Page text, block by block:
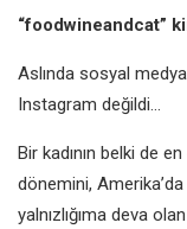
“foodwineandcat”
Aslında sosyal
Instagram değildi…
Bir kadının belki de
dönemini,
yalnızlığıma deva